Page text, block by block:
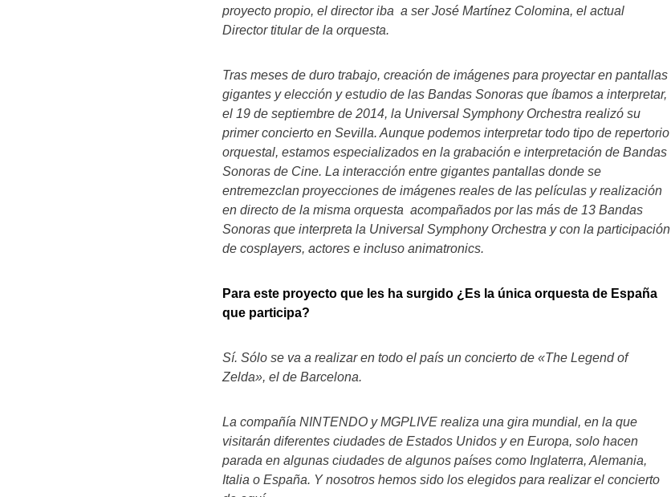
proyecto propio, el director iba a ser José Martínez Colomina, el actual
Director titular de la orquesta.
Tras meses de duro trabajo, creación de imágenes para proyectar en pantallas
gigantes y elección y estudio de las Bandas Sonoras que íbamos a interpretar,
el 19 de septiembre de 2014, la Universal Symphony Orchestra realizó su
primer concierto en Sevilla. Aunque podemos interpretar todo tipo de repertorio
orquestal, estamos especializados en la grabación e interpretación de Bandas
Sonoras de Cine. La interacción entre gigantes pantallas donde se
entremezclan proyecciones de imágenes reales de las películas y realización
en directo de la misma orquesta acompañados por las más de 13 Bandas
Sonoras que interpreta la Universal Symphony Orchestra y con la participación
de cosplayers, actores e incluso animatronics.
Para este proyecto que les ha surgido ¿Es la única orquesta de España
que participa?
Sí. Sólo se va a realizar en todo el país un concierto de «The Legend of
Zelda», el de Barcelona.
La compañía NINTENDO y MGPLIVE realiza una gira mundial, en la que
visitarán diferentes ciudades de Estados Unidos y en Europa, solo hacen
parada en algunas ciudades de algunos países como Inglaterra, Alemania,
Italia o España. Y nosotros hemos sido los elegidos para realizar el concierto